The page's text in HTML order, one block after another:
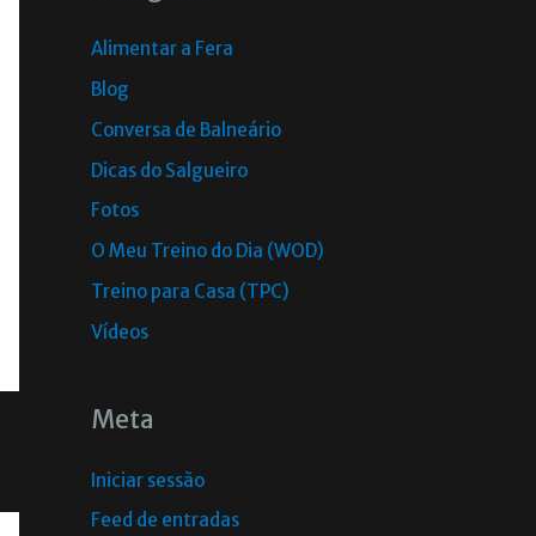
Alimentar a Fera
Blog
Conversa de Balneário
Dicas do Salgueiro
Fotos
O Meu Treino do Dia (WOD)
Treino para Casa (TPC)
Vídeos
Meta
Iniciar sessão
Feed de entradas